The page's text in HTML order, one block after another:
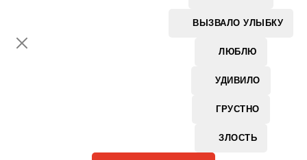
ВЫЗВАЛО УЛЫБКУ
ЛЮБЛЮ
УДИВИЛО
ГРУСТНО
ЗЛОСТЬ